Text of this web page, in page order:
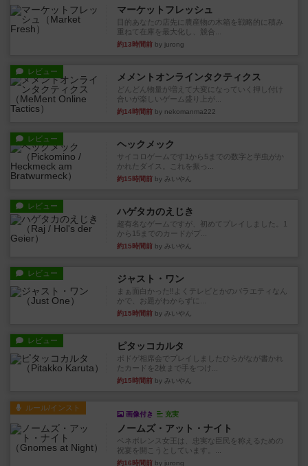
マーケットフレッシュ
目的あなたの店先に農産物の木箱を戦略的に積み
重ねて在庫を最大化し、競合...
約13時間前 by jurong
レビュー メメントオンラインタクティクス
どんどん物量が増えて大変になっていく押し付け
合いが楽しいゲーム盛り上が...
約14時間前 by nekomanma222
レビュー ヘックメック
サイコロゲームです1から5までの数字と芋虫がか
かれたダイス。これを振っ...
約15時間前 by みいやん
レビュー ハゲタカのえじき
超有名なゲームですが、初めてプレイしました。1
から15までのカードがプ...
約15時間前 by みいやん
レビュー ジャスト・ワン
まぁ面白かった‼️よくテレビとかのバラエティなん
かで、お題がわからずに...
約15時間前 by みいやん
レビュー ピタッコカルタ
ボドゲ相席会でプレイしましたひらがなが書かれ
たカードを2枚まで手をつけ...
約15時間前 by みいやん
ルール/インスト
画像付き 充実
ノームズ・アット・ナイト
ベネボレンス女王は、忠実な臣民を称えるための
祝宴を開こうとしています。...
約16時間前 by jurong